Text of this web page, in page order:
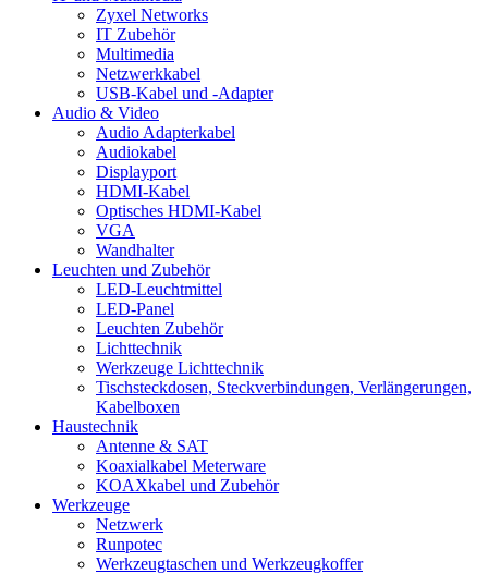
Zyxel Networks
IT Zubehör
Multimedia
Netzwerkkabel
USB-Kabel und -Adapter
Audio & Video
Audio Adapterkabel
Audiokabel
Displayport
HDMI-Kabel
Optisches HDMI-Kabel
VGA
Wandhalter
Leuchten und Zubehör
LED-Leuchtmittel
LED-Panel
Leuchten Zubehör
Lichttechnik
Werkzeuge Lichttechnik
Tischsteckdosen, Steckverbindungen, Verlängerungen,
Kabelboxen
Haustechnik
Antenne & SAT
Koaxialkabel Meterware
KOAXkabel und Zubehör
Werkzeuge
Netzwerk
Runpotec
Werkzeugtaschen und Werkzeugkoffer